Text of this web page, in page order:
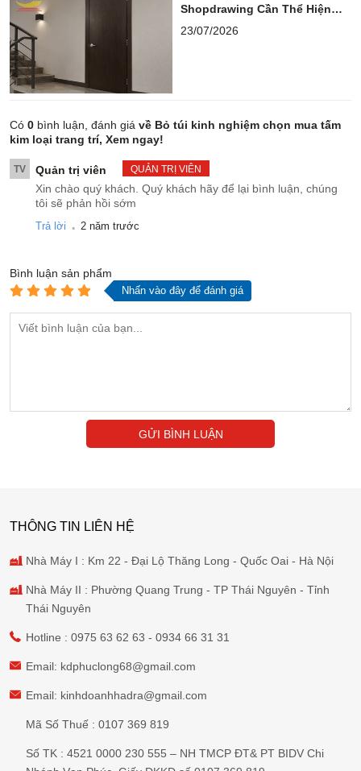
Shopdrawing Cần Thể Hiện
Những Gì?
23/07/2026
Có 0 bình luận, đánh giá về Bỏ túi kinh nghiệm chọn mua tấm
kim loại trang trí, Xem ngay!
TV Quản trị viên QUẢN TRỊ VIÊN
Xin chào quý khách. Quý khách hãy để lại bình luận, chúng
tôi sẽ phản hồi sớm
Trả lời . 2 năm trước
Bình luận sản phẩm
Nhấn vào đây để đánh giá
GỬI BÌNH LUẬN
THÔNG TIN LIÊN HỆ
Nhà Máy I : Km 22 - Đại Lộ Thăng Long - Quốc Oai - Hà Nội
Nhà Máy II : Phường Quang Trung - TP Thái Nguyên - Tỉnh
Thái Nguyên
Hotline : 0975 63 62 63 - 0934 66 31 31
Email: kdphuclong68@gmail.com
Email: kinhdoanhhadra@gmail.com
Mã Số Thuế : 0107 369 819
Số TK : 4521 0000 230 555 – NH TMCP ĐT& PT BIDV Chi